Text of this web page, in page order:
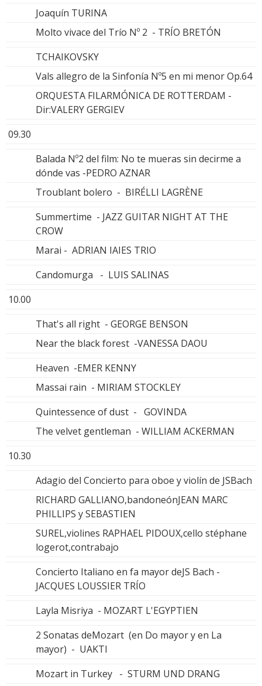
Joaquín TURINA
Molto vivace del Trío Nº 2 - TRÍO BRETÓN
TCHAIKOVSKY
Vals allegro de la Sinfonía Nº5 en mi menor Op.64
ORQUESTA FILARMÓNICA DE ROTTERDAM -
Dir:VALERY GERGIEV
09.30
Balada Nº2 del film: No te mueras sin decirme a
dónde vas -PEDRO AZNAR
Troublant bolero - BIRÉLLI LAGRÈNE
Summertime - JAZZ GUITAR NIGHT AT THE
CROW
Marai - ADRIAN IAIES TRIO
Candomurga - LUIS SALINAS
10.00
That's all right - GEORGE BENSON
Near the black forest -VANESSA DAOU
Heaven -EMER KENNY
Massai rain - MIRIAM STOCKLEY
Quintessence of dust - GOVINDA
The velvet gentleman - WILLIAM ACKERMAN
10.30
Adagio del Concierto para oboe y violín de JSBach
RICHARD GALLIANO,bandoneónJEAN MARC
PHILLIPS y SEBASTIEN
SUREL,violines RAPHAEL PIDOUX,cello stéphane
logerot,contrabajo
Concierto Italiano en fa mayor deJS Bach -
JACQUES LOUSSIER TRÍO
Layla Misriya - MOZART L'EGYPTIEN
2 Sonatas deMozart (en Do mayor y en La
mayor) - UAKTI
Mozart in Turkey - STURM UND DRANG